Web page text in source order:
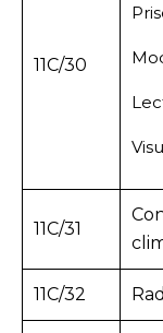
11C/30
11C/31
11C/32